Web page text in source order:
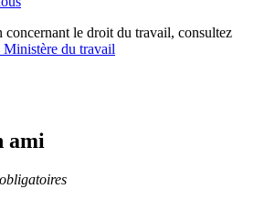
concernant le droit du travail, consultez
Ministère du travail
ami